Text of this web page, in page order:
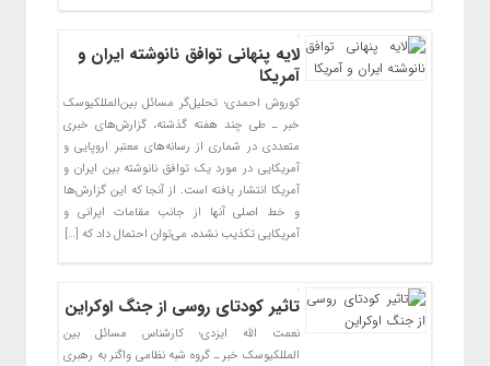
لایه پنهانی توافق نانوشته ایران و
آمریکا
کوروش احمدی؛ تحلیل‌گر مسائل بین‌المللکیوسک
خبر ـ طی چند هفته گذشته، گزارش‌های خبری
متعددی در شماری از رسانه‌های معتبر اروپایی و
آمریکایی در مورد یک توافق نانوشته بین ایران و
آمریکا انتشار یافته است. از آنجا که این گزارش‌ها
و خط اصلی آنها از جانب مقامات ایرانی و
آمریکایی تکذیب نشده، می‌توان احتمال داد که […]
تاثیر کودتای روسی از جنگ اوکراین
نعمت الله ایزدی؛ کارشناس مسائل بین
المللکیوسک خبر ـ گروه شبه نظامی واگنر به رهبری